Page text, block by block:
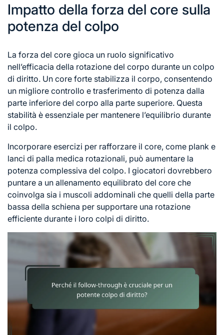
Impatto della forza del core sulla
potenza del colpo
La forza del core gioca un ruolo significativo
nell’efficacia della rotazione del corpo durante un colpo
di diritto. Un core forte stabilizza il corpo, consentendo
un migliore controllo e trasferimento di potenza dalla
parte inferiore del corpo alla parte superiore. Questa
stabilità è essenziale per mantenere l’equilibrio durante
il colpo.
Incorporare esercizi per rafforzare il core, come plank e
lanci di palla medica rotazionali, può aumentare la
potenza complessiva del colpo. I giocatori dovrebbero
puntare a un allenamento equilibrato del core che
coinvolga sia i muscoli addominali che quelli della parte
bassa della schiena per supportare una rotazione
efficiente durante i loro colpi di diritto.